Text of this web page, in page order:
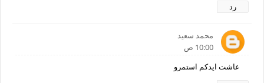
رد
محمد سعيد
10:00 ص
عاشت ايدكم استمرو